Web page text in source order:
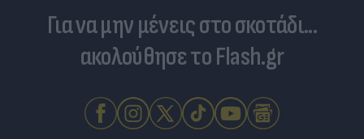
Για να μην μένεις στο σκοτάδι...
ακολούθησε το Flash.gr